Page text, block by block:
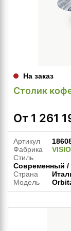
На заказ
Столик
От 1 261
Артикул
Фабрика
Стиль
Современный /
Страна
Модель